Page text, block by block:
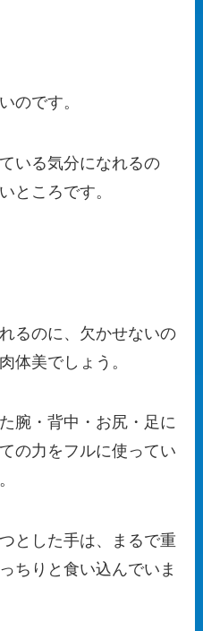
のです。
いる気分になれるの
ところです。
るのに、欠かせないの
体美でしょう。
腕・背中・お尻・足に
の力をフルに使ってい
とした手は、まるで重
ちりと食い込んでいま